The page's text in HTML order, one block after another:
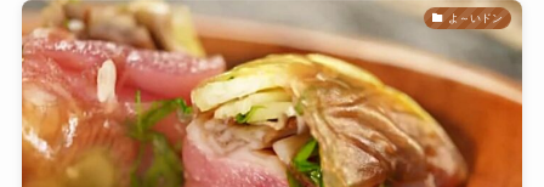
よ～いドン